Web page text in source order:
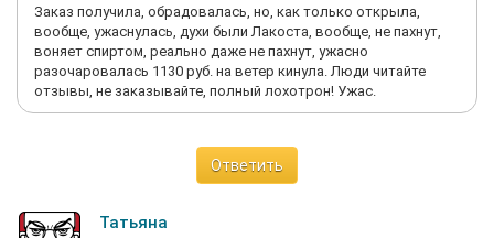
или получить обратно деньги. Привёл ей статьи закона.
Марина сказала, что уточнит вопрос и перезвонит мне в
течение дня. Перезвонила и сказала, что не может принять
крем обратно. Несвежий? Так у него ещё не закончился срок
годности. Нет информации о составе на русском? Ну, она же
казалось бы серьёзная фирма. Шарага!
Заказ получила, обрадовалась, но, как только открыла,
вообще, ужаснулась, духи были Лакоста, вообще, не пахнут,
воняет спиртом, реально даже не пахнут, ужасно
разочаровалась 1130 руб. на ветер кинула. Люди читайте
отзывы, не заказывайте, полный лохотрон! Ужас.
Ответить
Татьяна